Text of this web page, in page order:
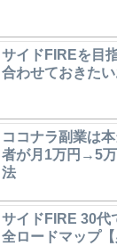
サイドFIREを目
合わせておきた
ココナラ副業は
者が月1万円→5
法
サイドFIRE 30代
全ロードマップ